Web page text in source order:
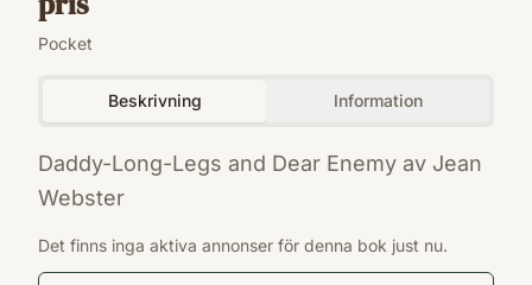
Pocket
Beskrivning Information
Daddy-Long-Legs and Dear Enemy av Jean
Webster
9780143039068
Det finns inga aktiva annonser för denna bok just nu.